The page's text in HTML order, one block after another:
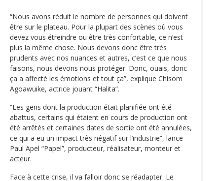
“Nous avons réduit le nombre de personnes qui doivent
être sur le plateau. Pour la plupart des scènes où vous
devez vous étreindre ou être très confortable, ce n’est
plus la même chose. Nous devons donc être très
prudents avec nos nuances et autres, c’est ce que nous
faisons, nous devons nous protéger. Donc, ouais, donc
ça a affecté les émotions et tout ça”, explique Chisom
Agoawuike, actrice jouant “Halita”.
“Les gens dont la production était planifiée ont été
abattus, certains qui étaient en cours de production ont
été arrêtés et certaines dates de sortie ont été annulées,
ce qui a eu un impact très négatif sur l’industrie”, lance
Paul Apel “Papel”, producteur, réalisateur, monteur et
acteur.
Face à cette crise, il va falloir donc se réadapter. Le